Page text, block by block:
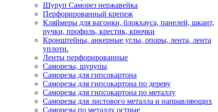
Шуруп Саморез нержавейка
Перфорированный крепеж
Кляймеры для вагонки, блокхауса, панелей, шкант,
ручки, профиль, крестик, крючки
Кронштейны, анкерные углы, опоры, лента, лента
уплотн.
Ленты перфорированные
Саморезы, шурупы
Саморезы для гипсокартона
Саморезы для гипсокартона по дереву
Саморезы для гипсокартона по металлу
Саморезы для листового металла и направляющих
Саморезы по металлу острые